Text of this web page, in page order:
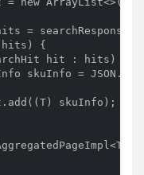
=
{
hit : hits) {
skuInfo =
skuInfo);